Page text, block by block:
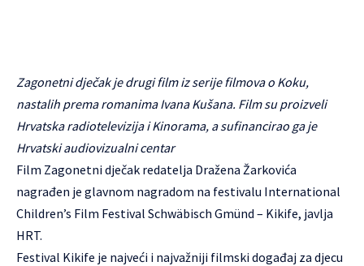
Zagonetni dječak je drugi film iz serije filmova o Koku,
nastalih prema romanima Ivana Kušana. Film su proizveli
Hrvatska radiotelevizija i Kinorama, a sufinancirao ga je
Hrvatski audiovizualni centar
Film Zagonetni dječak redatelja Dražena Žarkovića
nagrađen je glavnom nagradom na festivalu International
Children’s Film Festival Schwäbisch Gmünd – Kikife, javlja
HRT.
Festival Kikife je najveći i najvažniji filmski događaj za djecu